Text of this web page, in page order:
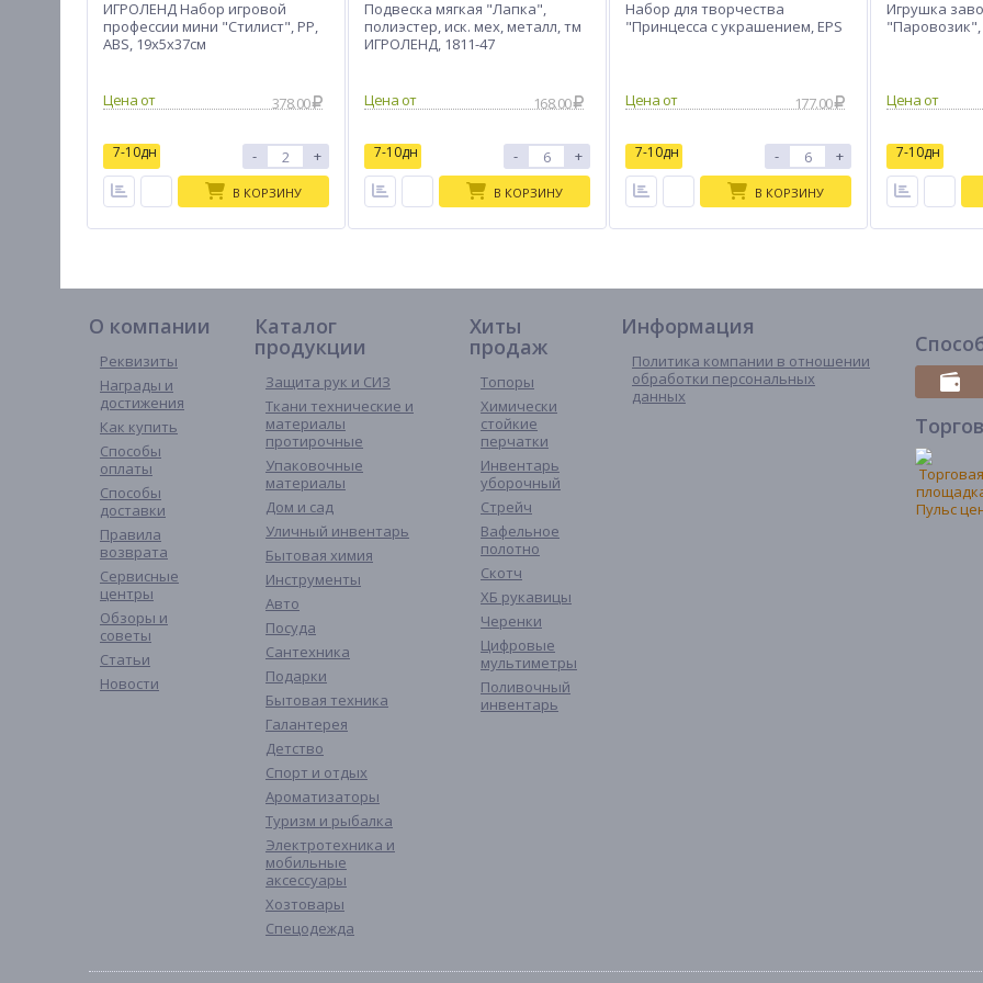
ИГРОЛЕНД Набор игровой
профессии мини "Стилист", PP,
ABS, 19х5х37см
378.00
7-10дн - +
В КОРЗИНУ
Подвеска мягкая "Лапка",
полиэстер, иск. мех, металл, тм
ИГРОЛЕНД, 1811-47
168.00
7-10дн - +
В КОРЗИНУ
Набор для творчества
"Принцесса с украшением, EPS
177.00
7-10дн - +
В КОРЗИНУ
Игрушка
"Паровозик",
7-10дн
О компании
Реквизиты
Награды и
достижения
Как купить
Способы
оплаты
Способы
доставки
Правила
возврата
Сервисные
центры
Обзоры и
советы
Статьи
Новости
Каталог
продукции
Защита рук и СИЗ
Ткани технические и
материалы
протирочные
Упаковочные
материалы
Дом и сад
Уличный инвентарь
Бытовая химия
Инструменты
Авто
Посуда
Сантехника
Подарки
Бытовая техника
Галантерея
Детство
Спорт и отдых
Ароматизаторы
Туризм и рыбалка
Электротехника и
мобильные
аксессуары
Хозтовары
Спецодежда
Хиты
продаж
Топоры
Химически
стойкие
перчатки
Инвентарь
уборочный
Стрейч
Вафельное
полотно
Скотч
ХБ рукавицы
Черенки
Цифровые
мультиметры
Поливочный
инвентарь
Информация
Политика компании в отношении
обработки персональных
данных